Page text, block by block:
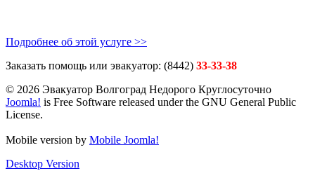
Подробнее об этой услуге >>
Заказать помощь или эвакуатор: (8442) 33-33-38
© 2026 Эвакуатор Волгоград Недорого Круглосуточно
Joomla! is Free Software released under the GNU General Public
License.
Mobile version by Mobile Joomla!
Desktop Version